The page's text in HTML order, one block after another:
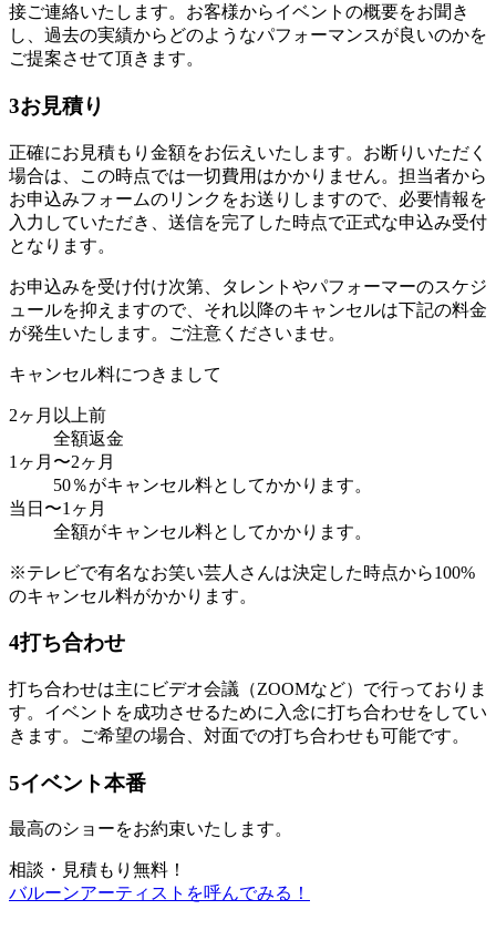
接ご連絡いたします。お客様からイベントの概要をお聞き
し、過去の実績からどのようなパフォーマンスが良いのかを
ご提案させて頂きます。
3お見積り
正確にお見積もり金額をお伝えいたします。お断りいただく
場合は、この時点では一切費用はかかりません。担当者から
お申込みフォームのリンクをお送りしますので、必要情報を
入力していただき、送信を完了した時点で正式な申込み受付
となります。
お申込みを受け付け次第、タレントやパフォーマーのスケジ
ュールを抑えますので、それ以降のキャンセルは下記の料金
が発生いたします。ご注意くださいませ。
キャンセル料につきまして
2ヶ月以上前
全額返金
1ヶ月〜2ヶ月
50％がキャンセル料としてかかります。
当日〜1ヶ月
全額がキャンセル料としてかかります。
※テレビで有名なお笑い芸人さんは決定した時点から100%
のキャンセル料がかかります。
4打ち合わせ
打ち合わせは主にビデオ会議（ZOOMなど）で行っておりま
す。イベントを成功させるために入念に打ち合わせをしてい
きます。ご希望の場合、対面での打ち合わせも可能です。
5イベント本番
最高のショーをお約束いたします。
相談・見積もり無料！
バルーンアーティストを呼んでみる！